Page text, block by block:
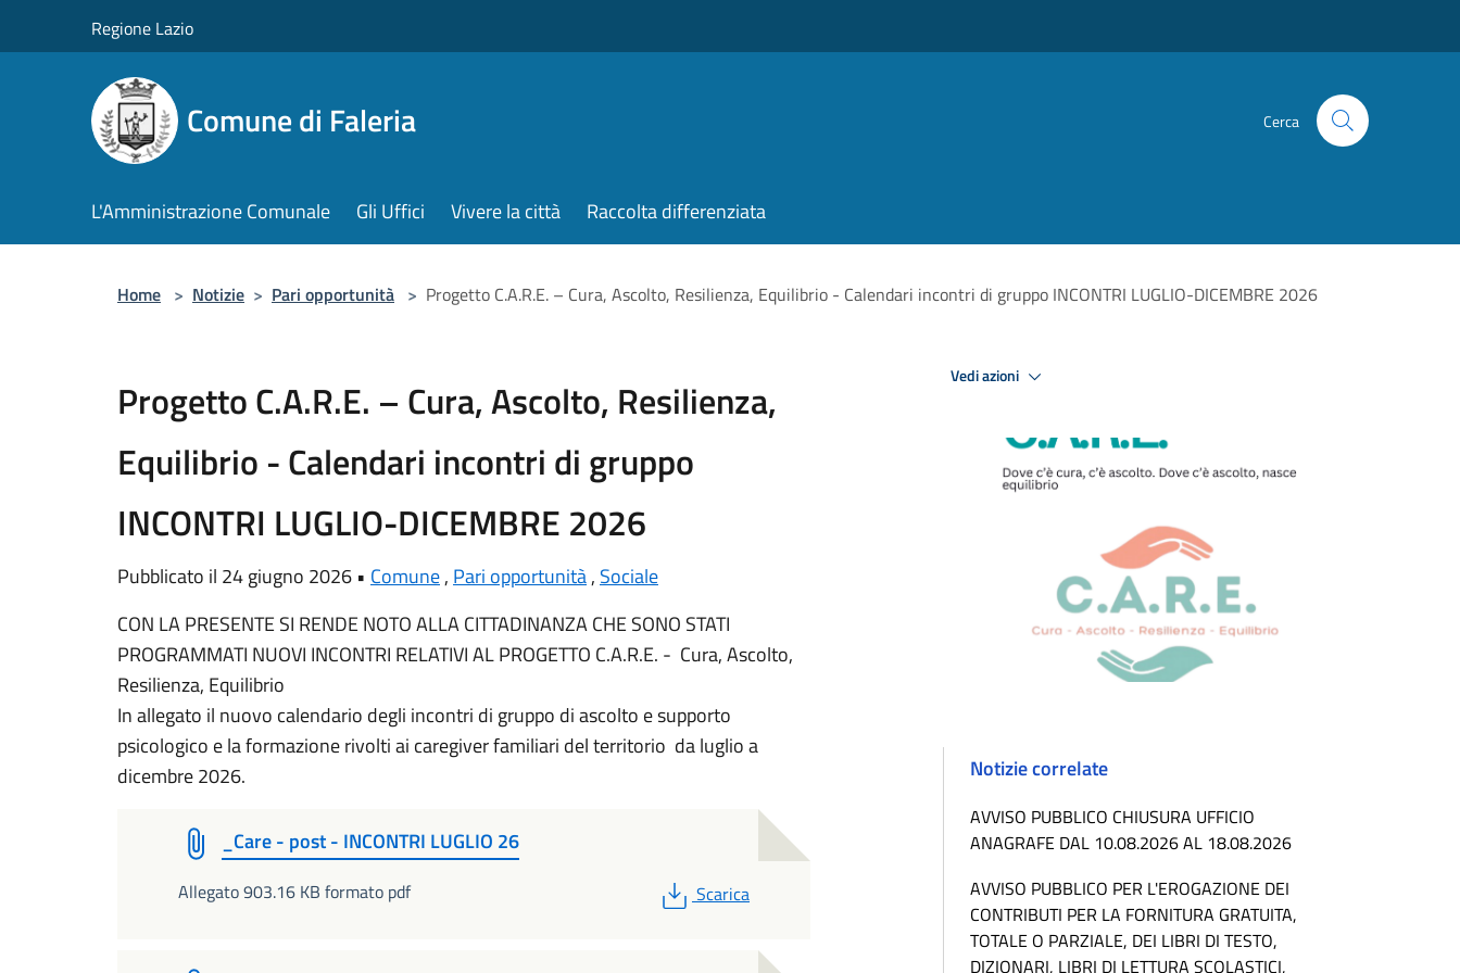
Regione Lazio
Comune di Faleria Cerca
L'Amministrazione Comunale Gli Uffici Vivere la città Raccolta differenziata
Home > Notizie > Pari opportunità > Progetto C.A.R.E. – Cura, Ascolto, Resilienza, Equilibrio - Calendari incontri di gruppo INCONTRI LUGLIO-DICEMBRE 2026
Progetto C.A.R.E. – Cura, Ascolto, Resilienza,
Equilibrio - Calendari incontri di gruppo
INCONTRI LUGLIO-DICEMBRE 2026
Pubblicato il 24 giugno 2026 • Comune, Pari opportunità, Sociale
CON LA PRESENTE SI RENDE NOTO ALLA CITTADINANZA CHE SONO STATI
PROGRAMMATI NUOVI INCONTRI RELATIVI AL PROGETTO C.A.R.E. - Cura, Ascolto,
Resilienza, Equilibrio
In allegato il nuovo calendario degli incontri di gruppo di ascolto e supporto
psicologico e la formazione rivolti ai caregiver familiari del territorio da luglio a
dicembre 2026.
_Care - post - INCONTRI LUGLIO 26
Allegato 903.16 KB formato pdf PDF
Scarica
Vedi azioni
Notizie correlate
AVVISO PUBBLICO CHIUSURA UFFICIO
ANAGRAFE DAL 10.08.2026 AL 18.08.2026
AVVISO PUBBLICO PER L'EROGAZIONE DEI
CONTRIBUTI PER LA FORNITURA GRATUITA,
TOTALE O PARZIALE, DEI LIBRI DI TESTO,
DIZIONARI, LIBRI DI LETTURA SCOLASTICI,